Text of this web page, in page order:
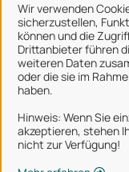
Wir verwenden
sicherzustellen,
können und die
Drittanbieter führen
weiteren Daten
oder die sie im
haben.
Hinweis: Wenn Sie
akzeptieren, stehen
nicht zur Verfügung!
Stadt
Alle Rechte
Über uns